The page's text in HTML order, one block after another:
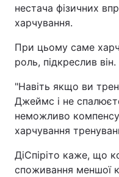
нестача фізичних
харчування.
При цьому саме
роль, підкреслив він.
"Навіть якщо ви
Джеймс і не
неможливо
харчування
ДіСпіріто каже, що
споживання меншої